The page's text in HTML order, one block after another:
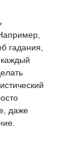
гадания,
каждый
даже